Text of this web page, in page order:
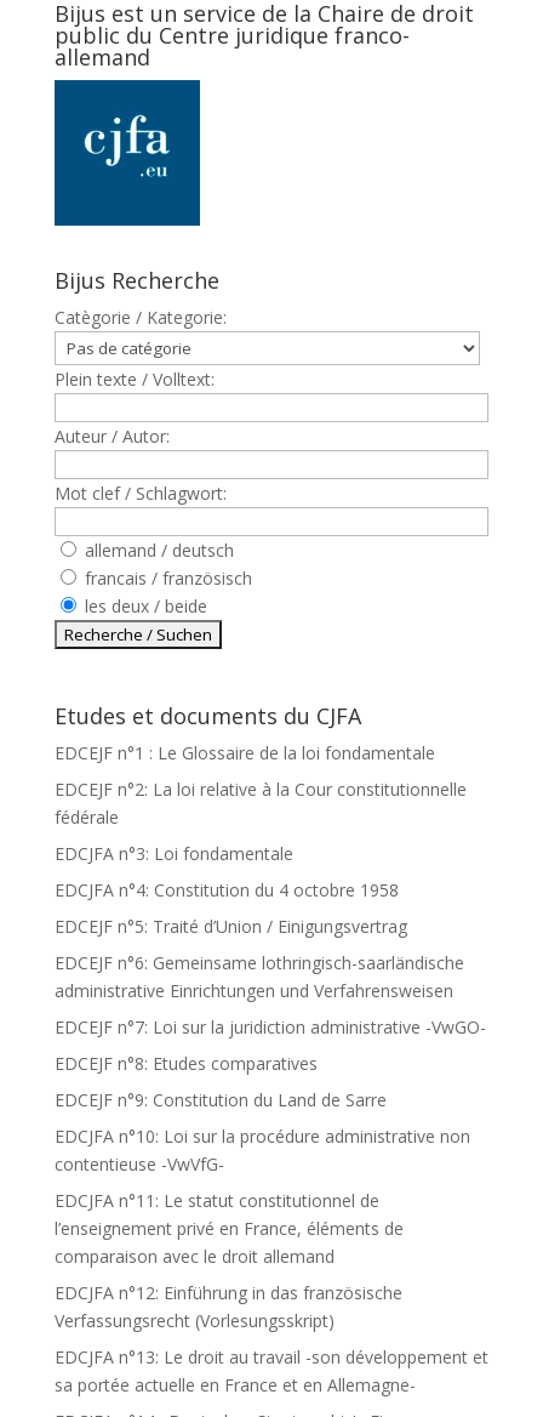
Bijus est un service de la Chaire de droit
public du Centre juridique franco-
allemand
Bijus Recherche
Catègorie / Kategorie:
Plein texte / Volltext:
Auteur / Autor:
Mot clef / Schlagwort:
allemand / deutsch
francais / französisch
les deux / beide
Etudes et documents du CJFA
EDCEJF n°1 : Le Glossaire de la loi fondamentale
EDCEJF n°2: La loi relative à la Cour constitutionnelle
fédérale
EDCJFA n°3: Loi fondamentale
EDCJFA n°4: Constitution du 4 octobre 1958
EDCEJF n°5: Traité d’Union / Einigungsvertrag
EDCEJF n°6: Gemeinsame lothringisch-saarländische
administrative Einrichtungen und Verfahrensweisen
EDCEJF n°7: Loi sur la juridiction administrative -VwGO-
EDCEJF n°8: Etudes comparatives
EDCEJF n°9: Constitution du Land de Sarre
EDCJFA n°10: Loi sur la procédure administrative non
contentieuse -VwVfG-
EDCJFA n°11: Le statut constitutionnel de
l’enseignement privé en France, éléments de
comparaison avec le droit allemand
EDCJFA n°12: Einführung in das französische
Verfassungsrecht (Vorlesungsskript)
EDCJFA n°13: Le droit au travail -son développement et
sa portée actuelle en France et en Allemagne-